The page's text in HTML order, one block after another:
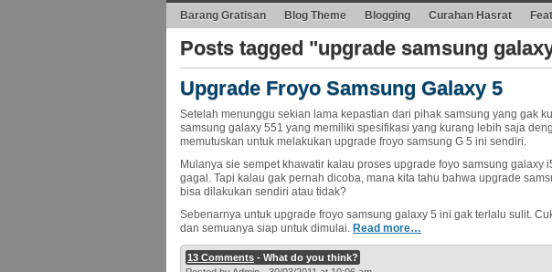
Barang Gratisan Blog Theme Blogging Curahan Hasrat
Posts tagged "upgrade samsung
Upgrade Froyo Samsung Galaxy 5
Setelah menunggu sekian lama kepastian dari pihak samsung yang gak
samsung galaxy 551 yang memiliki spesifikasi yang kurang lebih saja
memutuskan untuk melakukan upgrade froyo samsung G 5 ini sendiri.
Mulanya sie sempet khawatir kalau proses upgrade foyo samsung galaxy
gagal. Tapi kalau gak pernah dicoba, mana kita tahu bahwa upgrade
bisa dilakukan sendiri atau tidak?
Sebenarnya untuk upgrade froyo samsung galaxy 5 ini gak terlalu sulit.
dan semuanya siap untuk dimulai. Read more…
13 Comments - What do you think?